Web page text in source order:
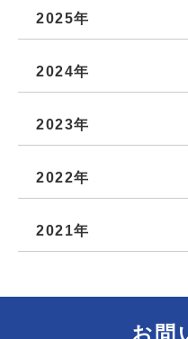
2025年
2024年
2023年
2022年
2021年
お問